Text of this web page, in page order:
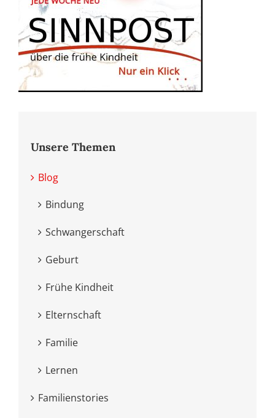
Unsere Themen
Blog
Bindung
Schwangerschaft
Geburt
Frühe Kindheit
Elternschaft
Familie
Lernen
Familienstories